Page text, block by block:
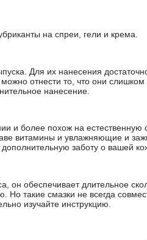
на спреи, гели и крема.
Для их нанесения
отнести то, что они слишком
нанесение.
и более похож на естественную
витамины и увлажняющие и
заботу о вашей
он обеспечивает длительное
Но такие смазки не всегда
изучайте инструкцию.